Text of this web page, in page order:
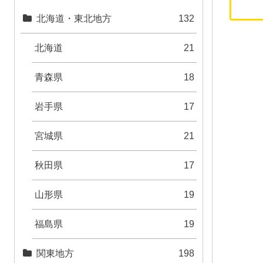
北海道・東北地方 132
北海道 21
青森県 18
岩手県 17
宮城県 21
秋田県 17
山形県 19
福島県 19
関東地方 198